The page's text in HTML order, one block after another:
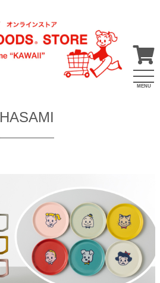
MENU
HASAMI